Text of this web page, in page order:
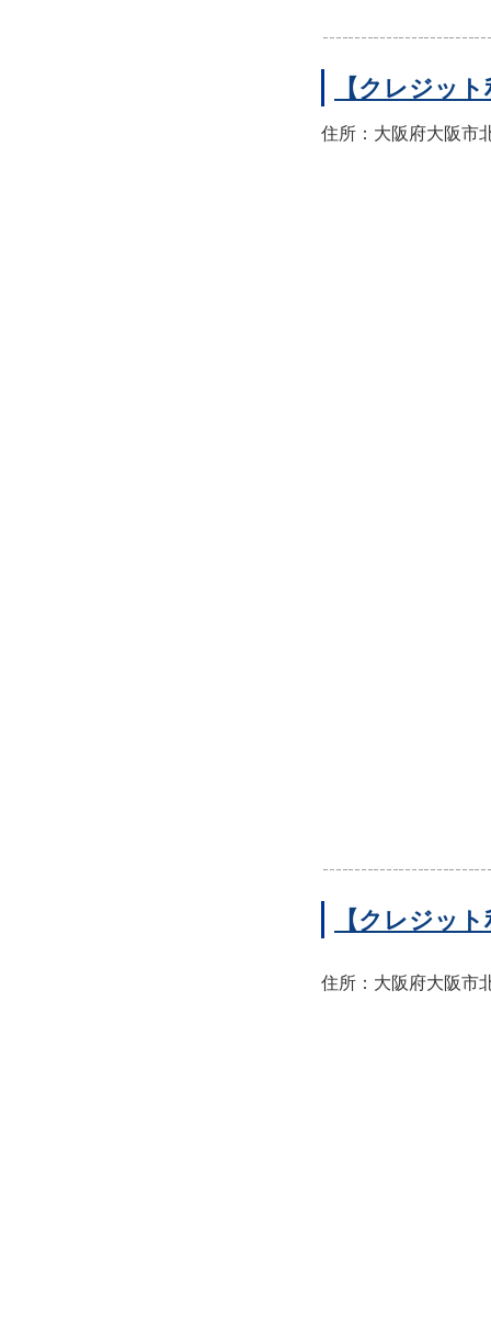
【クレジッ
住所：大阪府大阪市
【クレジッ
住所：大阪府大阪市